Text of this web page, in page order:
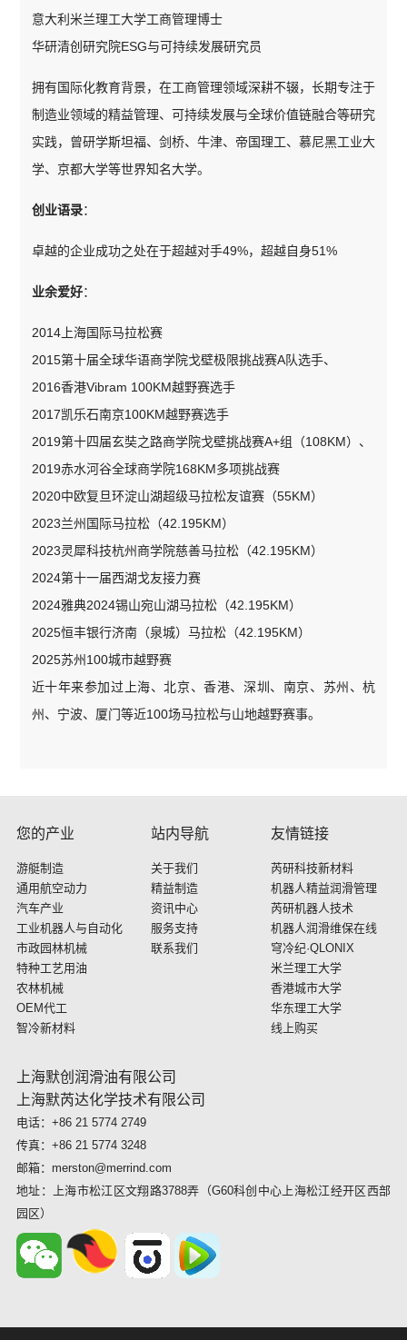
意大利米兰理工大学工商管理博士
华研清创研究院ESG与可持续发展研究员
拥有国际化教育背景，在工商管理领域深耕不辍，长期专注于
制造业领域的精益管理、可持续发展与全球价值链融合等研究
实践，曾研学斯坦福、剑桥、牛津、帝国理工、慕尼黑工业大
学、京都大学等世界知名大学。
创业语录：
卓越的企业成功之处在于超越对手49%，超越自身51%
业余爱好：
2014上海国际马拉松赛
2015第十届全球华语商学院戈壁极限挑战赛A队选手、
2016香港Vibram 100KM越野赛选手
2017凯乐石南京100KM越野赛选手
2019第十四届玄奘之路商学院戈壁挑战赛A+组（108KM）、
2019赤水河谷全球商学院168KM多项挑战赛
2020中欧复旦环淀山湖超级马拉松友谊赛（55KM）
2023兰州国际马拉松（42.195KM）
2023灵犀科技杭州商学院慈善马拉松（42.195KM）
2024第十一届西湖戈友接力赛
2024雅典2024锡山宛山湖马拉松（42.195KM）
2025恒丰银行济南（泉城）马拉松（42.195KM）
2025苏州100城市越野赛
近十年来参加过上海、北京、香港、深圳、南京、苏州、杭
州、宁波、厦门等近100场马拉松与山地越野赛事。
您的产业
游艇制造
通用航空动力
汽车产业
工业机器人与自动化
市政园林机械
特种工艺用油
农林机械
OEM代工
智冷新材料
站内导航
关于我们
精益制造
资讯中心
服务支持
联系我们
友情链接
芮研科技新材料
机器人精益润滑管理
芮研机器人技术
机器人润滑维保在线
穹冷纪·QLONIX
米兰理工大学
香港城市大学
华东理工大学
线上购买
上海默创润滑油有限公司
上海默芮达化学技术有限公司
电话：+86 21 5774 2749
传真：+86 21 5774 3248
邮箱：merston@merrind.com
地址：上海市松江区文翔路3788弄（G60科创中心上海松江经开区西部
园区）